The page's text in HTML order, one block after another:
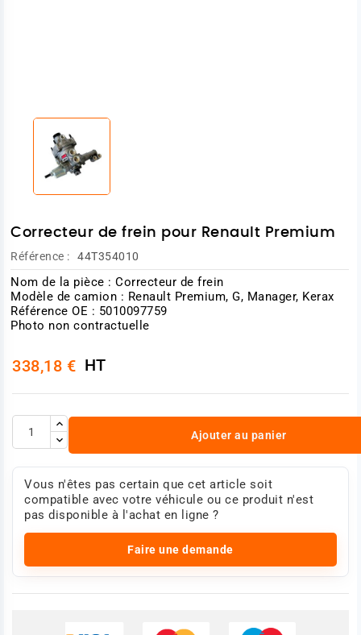
Correcteur de frein pour Renault Premium
Référence : 44T354010
Nom de la pièce : Correcteur de frein
Modèle de camion : Renault Premium, G, Manager, Kerax
Référence OE : 5010097759
Photo non contractuelle
338,18 € HT
Ajouter au panier
Vous n'êtes pas certain que cet article soit
compatible avec votre véhicule ou ce produit n'est
pas disponible à l'achat en ligne ?
Faire une demande